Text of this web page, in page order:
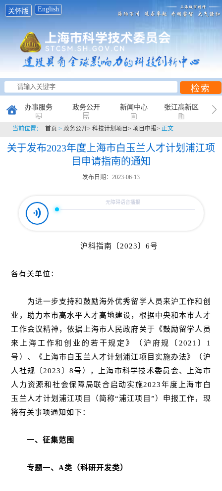
关怀版 English
办事服务 政务公开 新闻中心 张江高新区
创新研究 科普天地 互动平台
当前位置： 首页 > 政务公开> 科技计划项目> 项目申报> 正文
关于发布2023年度上海市白玉兰人才计划浦江项
目申请指南的通知
发布日期：2023-06-13
沪科指南〔2023〕6号
各有关单位：
为进一步支持和鼓励海外优秀留学人员来沪工作和创
业，助力本市高水平人才高地建设，根据中央和本市人才
工作会议精神，依据上海市人民政府关于《鼓励留学人员
来上海工作和创业的若干规定》（沪府规〔2021〕1
号）、《上海市白玉兰人才计划浦江项目实施办法》（沪
人社规〔2023〕8号），上海市科学技术委员会、上海市
人力资源和社会保障局联合启动实施2023年度上海市白
玉兰人才计划浦江项目（简称“浦江项目”）申报工作，现
将有关事项通知如下：
一、征集范围
专题一、A类（科研开发类）